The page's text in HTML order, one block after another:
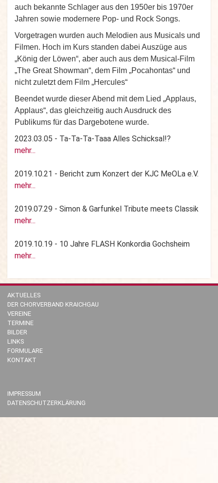
auch bekannte Schlager aus den 1950er bis 1970er
Jahren sowie modernere Pop- und Rock Songs.
Vorgetragen wurden auch Melodien aus Musicals und
Filmen. Hoch im Kurs standen dabei Auszüge aus
„König der Löwen“, aber auch aus dem Musical-Film
„The Great Showman“, dem Film „Pocahontas“ und
nicht zuletzt dem Film „Hercules“
Beendet wurde dieser Abend mit dem Lied „Applaus,
Applaus“, das gleichzeitig auch Ausdruck des
Publikums für das Dargebotene wurde.
2023.03.05 - Ta-Ta-Ta-Taaa Alles Schicksal!?
mehr...
2019.10.21 - Bericht zum Konzert der KJC MeOLa e.V.
mehr...
2019.07.29 - Simon & Garfunkel Tribute meets Classik
mehr...
2019.10.19 - 10 Jahre FLASH Konkordia Gochsheim
mehr...
AKTUELLES
DER CHORVERBAND KRAICHGAU
VEREINE
TERMINE
BILDER
LINKS
FORMULARE
KONTAKT
IMPRESSUM
DATENSCHUTZERKLÄRUNG